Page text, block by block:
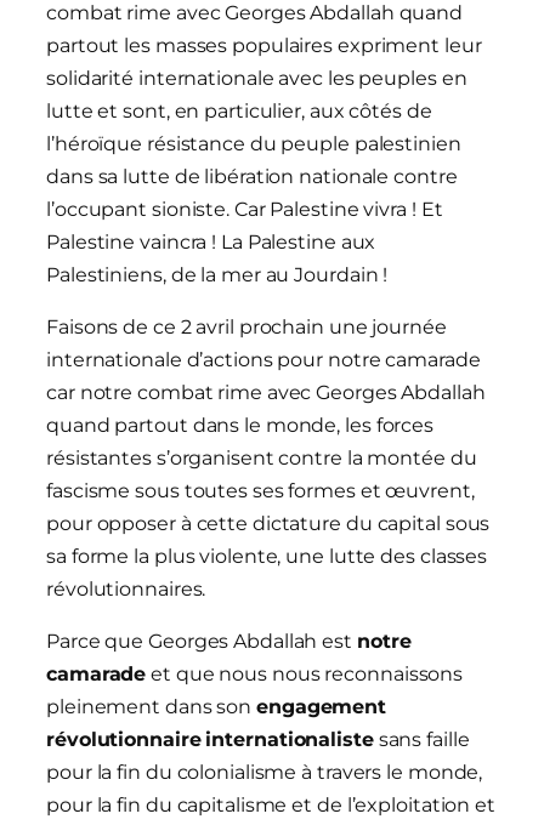
combat rime avec Georges Abdallah quand
partout les masses populaires expriment leur
solidarité internationale avec les peuples en
lutte et sont, en particulier, aux côtés de
l’héroïque résistance du peuple palestinien
dans sa lutte de libération nationale contre
l’occupant sioniste. Car Palestine vivra ! Et
Palestine vaincra ! La Palestine aux
Palestiniens, de la mer au Jourdain !
Faisons de ce 2 avril prochain une journée
internationale d’actions pour notre camarade
car notre combat rime avec Georges Abdallah
quand partout dans le monde, les forces
résistantes s’organisent contre la montée du
fascisme sous toutes ses formes et œuvrent,
pour opposer à cette dictature du capital sous
sa forme la plus violente, une lutte des classes
révolutionnaires.
Parce que Georges Abdallah est notre
camarade et que nous nous reconnaissons
pleinement dans son engagement
révolutionnaire internationalistesans faille
pour la fin du colonialisme à travers le monde,
pour la fin du capitalisme et de l’exploitation et